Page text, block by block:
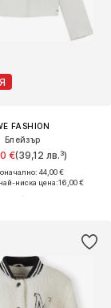
FASHION
Блейзър
€(39,12 лв.³)
44,00 €
ниска цена:16,00 €